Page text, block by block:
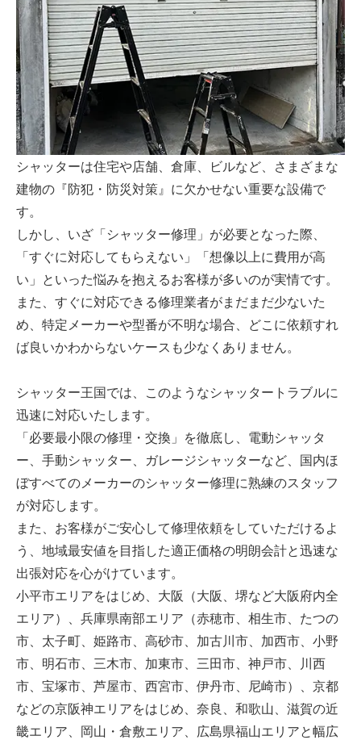
シャッターは住宅や店舗、倉庫、ビルなど、さまざまな
建物の『防犯・防災対策』に欠かせない重要な設備で
す。
しかし、いざ「シャッター修理」が必要となった際、
「すぐに対応してもらえない」「想像以上に費用が高
い」といった悩みを抱えるお客様が多いのが実情です。
また、すぐに対応できる修理業者がまだまだ少ないた
め、特定メーカーや型番が不明な場合、どこに依頼すれ
ば良いかわからないケースも少なくありません。
シャッター王国では、このようなシャッタートラブルに
迅速に対応いたします。
「必要最小限の修理・交換」を徹底し、電動シャッタ
ー、手動シャッター、ガレージシャッターなど、国内ほ
ぼすべてのメーカーのシャッター修理に熟練のスタッフ
が対応します。
また、お客様がご安心して修理依頼をしていただけるよ
う、地域最安値を目指した適正価格の明朗会計と迅速な
出張対応を心がけています。
小平市エリアをはじめ、大阪（大阪、堺など大阪府内全
エリア）、兵庫県南部エリア（赤穂市、相生市、たつの
市、太子町、姫路市、高砂市、加古川市、加西市、小野
市、明石市、三木市、加東市、三田市、神戸市、川西
市、宝塚市、芦屋市、西宮市、伊丹市、尼崎市）、京都
などの京阪神エリアをはじめ、奈良、和歌山、滋賀の近
畿エリア、岡山・倉敷エリア、広島県福山エリアと幅広